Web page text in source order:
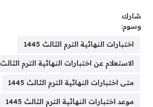
شارك
وسوم:
اختبارات النهائية الترم الثالث 1445
الاستعلام عن اختبارات النهائية الترم الثالث 1445
متى اختبارات النهائية الترم الثالث 1445
موعد اختبارات النهائية الترم الثالث 1445